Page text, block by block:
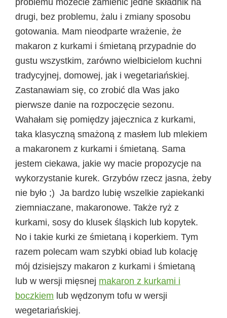
drugi, bez problemu, żalu i zmiany sposobu
gotowania. Mam nieodparte wrażenie, że
makaron z kurkami i śmietaną przypadnie do
gustu wszystkim, zarówno wielbicielom kuchni
tradycyjnej, domowej, jak i wegetariańskiej.
Zastanawiam się, co zrobić dla Was jako
pierwsze danie na rozpoczęcie sezonu.
Wahałam się pomiędzy jajecznica z kurkami,
taka klasyczną smażoną z masłem lub mlekiem
a makaronem z kurkami i śmietaną. Sama
jestem ciekawa, jakie wy macie propozycje na
wykorzystanie kurek. Grzybów rzecz jasna, żeby
nie było ;) Ja bardzo lubię wszelkie zapiekanki
ziemniaczane, makaronowe. Także ryż z
kurkami, sosy do klusek śląskich lub kopytek.
No i takie kurki ze śmietaną i koperkiem. Tym
razem polecam wam szybki obiad lub kolację
mój dzisiejszy makaron z kurkami i śmietaną
lub w wersji mięsnej makaron z kurkami i
boczkiem lub wędzonym tofu w wersji
wegetariańskiej.